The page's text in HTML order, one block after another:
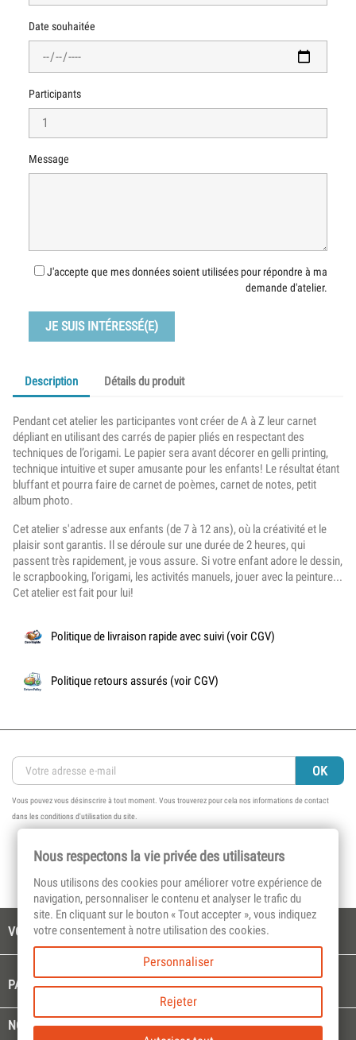
Date souhaitée
Participants
Message
J'accepte que mes données soient utilisées pour répondre à ma
demande d'atelier.
JE SUIS INTÉRESSÉ(E)
Description Détails du produit
Pendant cet atelier les participantes vont créer de A à Z leur carnet
dépliant en utilisant des carrés de papier pliés en respectant des
techniques de l’origami. Le papier sera avant décorer en gelli printing,
technique intuitive et super amusante pour les enfants! Le résultat étant
bluffant et pourra faire de carnet de poèmes, carnet de notes, petit
album photo.
Cet atelier s'adresse aux enfants (de 7 à 12 ans), où la créativité et le
plaisir sont garantis. Il se déroule sur une durée de 2 heures, qui
passent très rapidement, je vous assure. Si votre enfant adore le dessin,
le scrapbooking, l’origami, les activités manuels, jouer avec la peinture...
Cet atelier est fait pour lui!
Politique de livraison rapide avec suivi (voir CGV)
Politique retours assurés (voir CGV)
Vous pouvez vous désinscrire à tout moment. Vous trouverez pour cela nos informations de contact
dans les conditions d'utilisation du site.
VOTRE COMPTE
PAGES CULTES 
NOTRE SOCIÉTÉ 
Nous respectons la vie privée des utilisateurs
Nous utilisons des cookies pour améliorer votre expérience de
navigation, personnaliser le contenu et analyser le trafic du
site. En cliquant sur le bouton « Tout accepter », vous indiquez
votre consentement à notre utilisation des cookies.
Personnaliser
Rejeter